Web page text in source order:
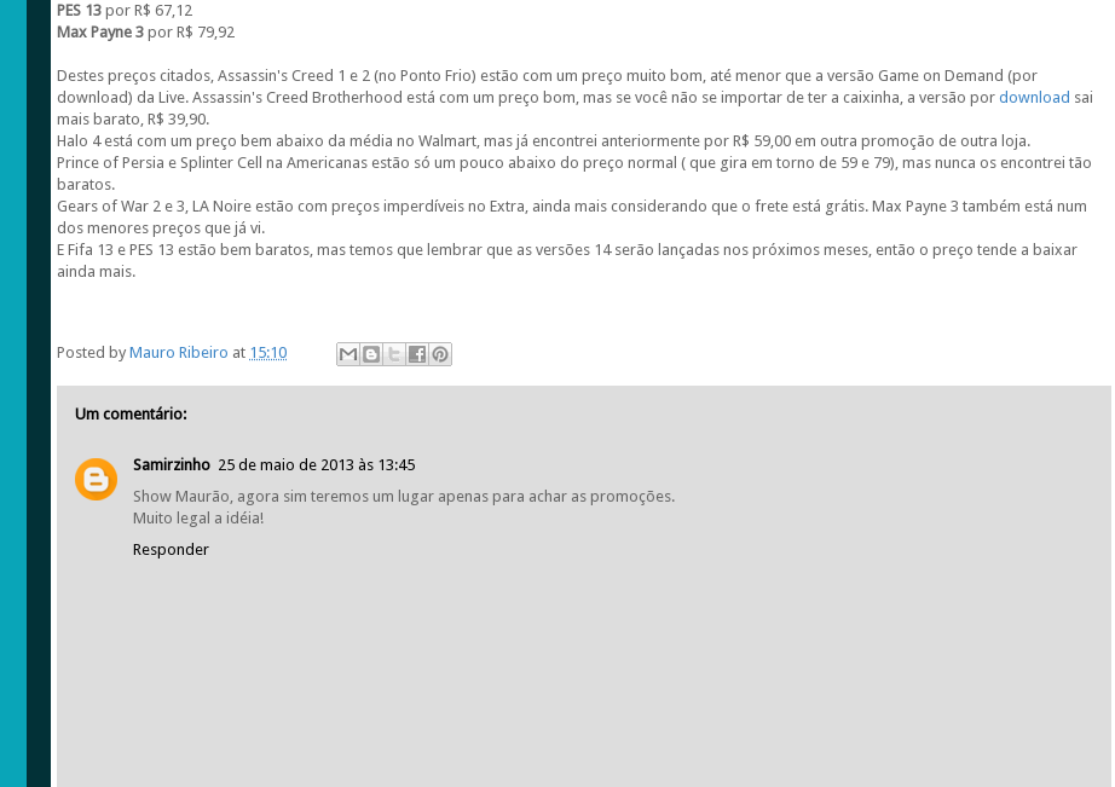
PES 13 por R$ 67,12
Max Payne 3 por R$ 79,92
Destes preços citados, Assassin's Creed 1 e 2 (no Ponto Frio) estão com um preço muito bom, até menor que a versão Game on Demand (por
download) da Live. Assassin's Creed Brotherhood está com um preço bom, mas se você não se importar de ter a caixinha, a versão por download sai
mais barato, R$ 39,90.
Halo 4 está com um preço bem abaixo da média no Walmart, mas já encontrei anteriormente por R$ 59,00 em outra promoção de outra loja.
Prince of Persia e Splinter Cell na Americanas estão só um pouco abaixo do preço normal ( que gira em torno de 59 e 79), mas nunca os encontrei tão
baratos.
Gears of War 2 e 3, LA Noire estão com preços imperdíveis no Extra, ainda mais considerando que o frete está grátis. Max Payne 3 também está num
dos menores preços que já vi.
E Fifa 13 e PES 13 estão bem baratos, mas temos que lembrar que as versões 14 serão lançadas nos próximos meses, então o preço tende a baixar
ainda mais.
Posted by Mauro Ribeiro at 15:10
Um comentário:
Samirzinho 25 de maio de 2013 às 13:45
Show Maurão, agora sim teremos um lugar apenas para achar as promoções.
Muito legal a idéia!
Responder